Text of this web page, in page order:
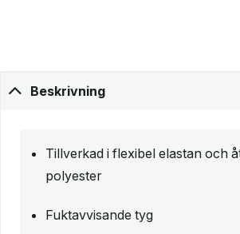
Beskrivning
Tillverkad i flexibel elastan och
polyester
Fuktavvisande tyg